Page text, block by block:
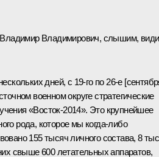
Владимир Владимирович, слышим,
дней, с 19-го по 26-е
военном округе стратегические
«Восток-2014». Это крупнейшее
рода, которое мы когда‑либо
155 тысяч личного состава, 8
свыше 600 летательных аппаратов,